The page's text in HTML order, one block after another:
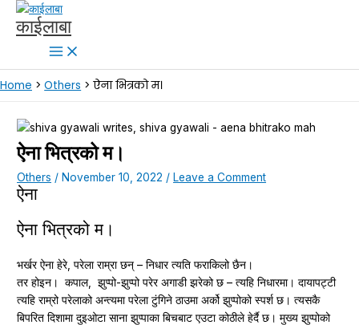
Skip
काईलाबा
Home Others ऐना भित्रको म।
ऐना भित्रको म।
Others /November 10, 2022 /Leave a Comment
ऐना
ऐना भित्रको म।
भर्खर ऐना हेरे, परेला राम्रा छन् – निधार त्यति फराकिलो छैन।
तर होइन। कपाल, झुप्पो-झुप्पो परेर अगाडी झरेको छ – त्यहि निधारमा। दायापट्टी
त्यहि राम्रो परेलाको अन्त्यमा परेला टुंगिने ठाउमा अर्को झुप्पोको स्पर्श छ। त्यसकै
बिपरित दिशामा दुइओटा साना झुप्पाका बिचबाट एउटा कोठीले हेर्दै छ। मुख्य झुप्पोको
Type
here..
Name*
Email*
Website